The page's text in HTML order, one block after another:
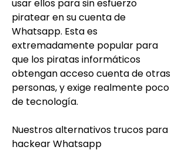
usar ellos para sin esfuerzo
piratear en su cuenta de
Whatsapp. Esta es
extremadamente popular para
que los piratas informáticos
obtengan acceso cuenta de otras
personas, y exige realmente poco
de tecnología.
Nuestros alternativos trucos para
hackear Whatsapp